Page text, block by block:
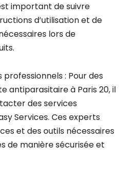
important de suivre
d’utilisation et de
lors de
: Pour des
antiparasitaire à Paris 20, il
des services
Services. Ces experts
et des outils nécessaires
de manière sécurisée et